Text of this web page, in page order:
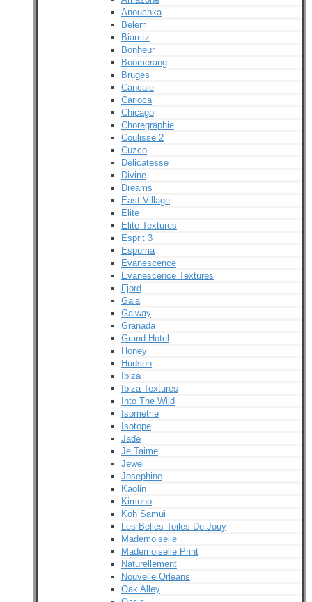
Anouchka
Belem
Biarritz
Bonheur
Boomerang
Bruges
Cancale
Carioca
Chicago
Choregraphie
Coulisse 2
Cuzco
Delicatesse
Divine
Dreams
East Village
Elite
Elite Textures
Esprit 3
Espuma
Evanescence
Evanescence Textures
Fjord
Gaia
Galway
Granada
Grand Hotel
Honey
Hudson
Ibiza
Ibiza Textures
Into The Wild
Isometrie
Isotope
Jade
Je Taime
Jewel
Josephine
Kaolin
Kimono
Koh Samui
Les Belles Toiles De Jouy
Mademoiselle
Mademoiselle Print
Naturellement
Nouvelle Orleans
Oak Alley